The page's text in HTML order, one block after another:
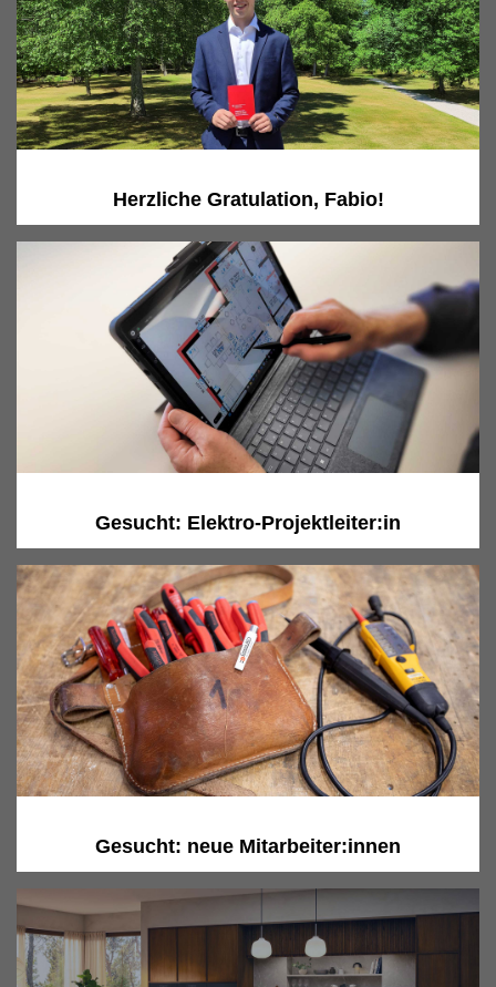
Herzliche Gratulation, Fabio!
Gesucht: Elektro-Projektleiter:in
Gesucht: neue Mitarbeiter:innen